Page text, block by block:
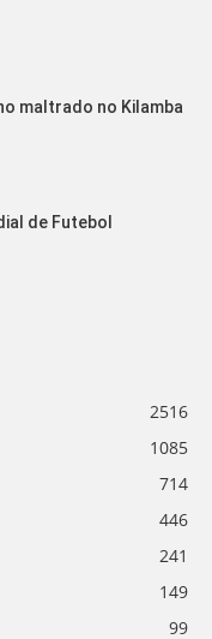
maltrado no Kilamba
de Futebol
2516
1085
714
446
241
149
99